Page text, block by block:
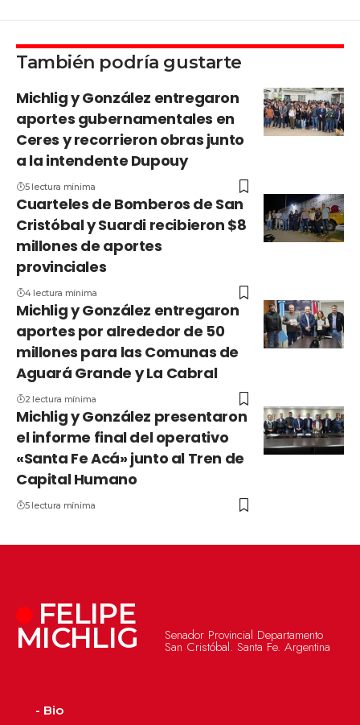
También podría gustarte
Michlig y González entregaron
aportes gubernamentales en
Ceres y recorrieron obras junto
a la intendente Dupouy
5 lectura mínima
Cuarteles de Bomberos de San
Cristóbal y Suardi recibieron $8
millones de aportes
provinciales
4 lectura mínima
Michlig y González entregaron
aportes por alrededor de 50
millones para las Comunas de
Aguará Grande y La Cabral
2 lectura mínima
Michlig y González presentaron
el informe final del operativo
«Santa Fe Acá» junto al Tren de
Capital Humano
5 lectura mínima
FELIPE
MICHLIG Senador Provincial Departamento
San Cristóbal. Santa Fe. Argentina
- Bio